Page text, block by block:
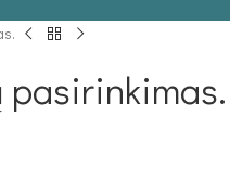
pasirinkimas.